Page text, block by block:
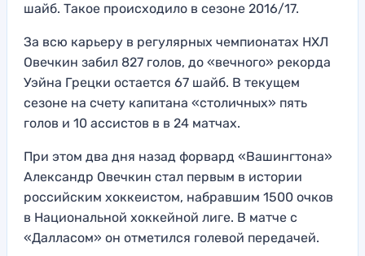
шайб. Такое происходило в сезоне 2016/17.
За всю карьеру в регулярных чемпионатах НХЛ
Овечкин забил 827 голов, до «вечного» рекорда
Уэйна Грецки остается 67 шайб. В текущем
сезоне на счету капитана «столичных» пять
голов и 10 ассистов в в 24 матчах.
При этом два дня назад форвард «Вашингтона»
Александр Овечкин стал первым в истории
российским хоккеистом, набравшим 1500 очков
в Национальной хоккейной лиге. В матче с
«Далласом» он отметился голевой передачей.